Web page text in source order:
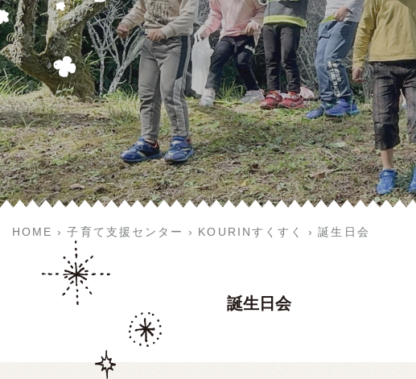
HOME 子育て支援センター KOURINすくすく 誕生日会
誕生日会